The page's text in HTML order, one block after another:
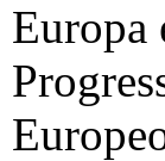
Europa